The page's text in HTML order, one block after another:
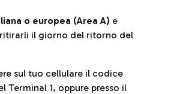
o europea (Area A) e
il giorno del ritorno del
sul tuo cellulare il codice
1, oppure presso il